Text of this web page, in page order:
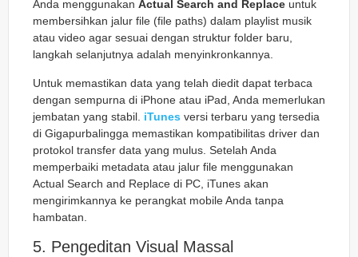
Anda menggunakan Actual Search and Replace untuk
membersihkan jalur file (file paths) dalam playlist musik
atau video agar sesuai dengan struktur folder baru,
langkah selanjutnya adalah menyinkronkannya.
Untuk memastikan data yang telah diedit dapat terbaca
dengan sempurna di iPhone atau iPad, Anda memerlukan
jembatan yang stabil. iTunes versi terbaru yang tersedia
di Gigapurbalingga memastikan kompatibilitas driver dan
protokol transfer data yang mulus. Setelah Anda
memperbaiki metadata atau jalur file menggunakan
Actual Search and Replace di PC, iTunes akan
mengirimkannya ke perangkat mobile Anda tanpa
hambatan.
5. Pengeditan Visual Massal